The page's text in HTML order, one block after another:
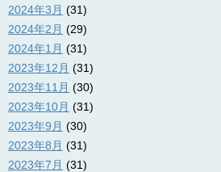
2024年3月 (31)
2024年2月 (29)
2024年1月 (31)
2023年12月 (31)
2023年11月 (30)
2023年10月 (31)
2023年9月 (30)
2023年8月 (31)
2023年7月 (31)